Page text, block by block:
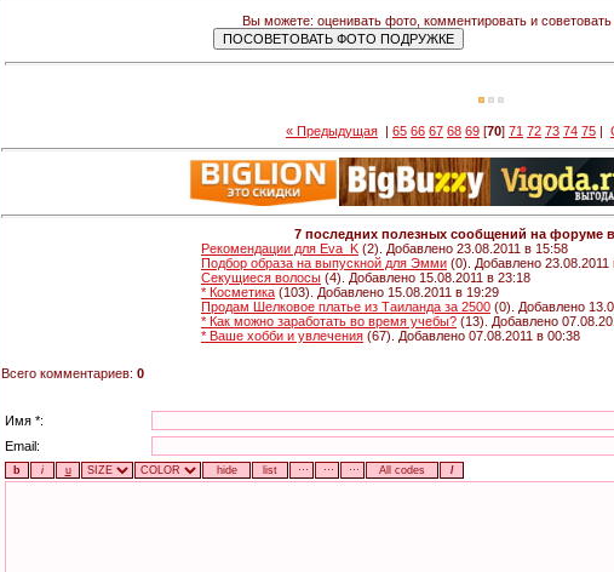
Вы можете: оценивать фото, комментировать и
« Предыдущая | 65 66 67 68 69 [70] 71 72 73 74 75 |
7 последних полезных сообщений на форуме
Рекомендации для Eva_K (2). Добавлено 23.08.2011 в 15:58
Подбор образа на выпускной для Эмми (0). Добавлено 23.08.2011
Секущиеся волосы (4). Добавлено 15.08.2011 в 23:18
* Косметика (103). Добавлено 15.08.2011 в 19:29
Продам Шелковое платье из Таиланда за 2500 (0). Добавлено
* Как можно заработать во время учебы? (13). Добавлено
* Ваше хобби и увлечения (67). Добавлено 07.08.2011 в 00:38
Всего комментариев: 0
Имя *:
Email: